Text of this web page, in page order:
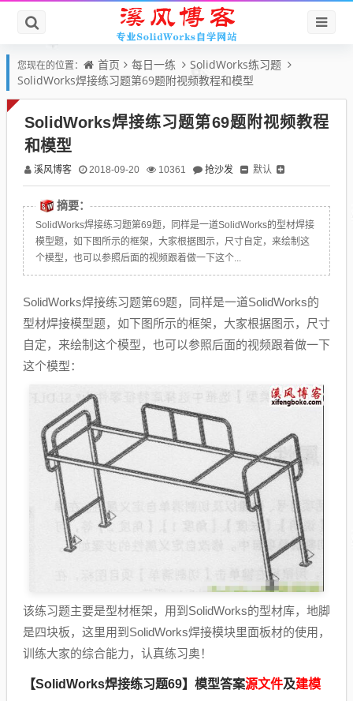
您现在的位置： 首页 每日一练
SolidWorks练习题
SolidWorks焊接练习题第69题附视频教程和模型
SolidWorks焊接练习题第69题附视频教程
和模型
溪风博客 2018-09-20 10361 抢沙发 默认
摘要：
SolidWorks焊接练习题第69题，同样是一道SolidWorks的型材焊接
模型题，如下图所示的框架，大家根据图示，尺寸自定，来绘制这
个模型，也可以参照后面的视频跟着做一下这个...
SolidWorks焊接练习题第69题，同样是一道SolidWorks的
型材焊接模型题，如下图所示的框架，大家根据图示，尺寸
自定，来绘制这个模型，也可以参照后面的视频跟着做一下
这个模型：
该练习题主要是型材框架，用到SolidWorks的型材库，地脚
是四块板，这里用到SolidWorks焊接模块里面板材的使用，
训练大家的综合能力，认真练习奥！
【SolidWorks焊接练习题69】模型答案源文件及建模